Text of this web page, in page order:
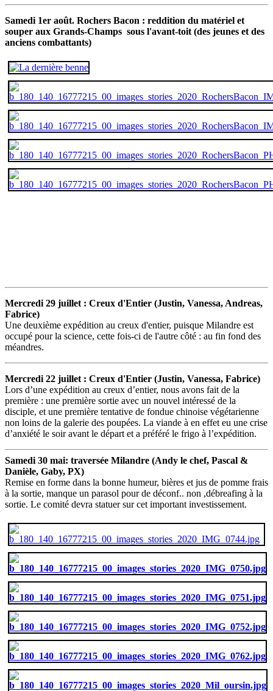
Samedi 1er août. Rochers Bacon : reddition du matériel et
souper aux Grands-Champs sous l'avant-toit (des jeunes et des
anciens combattants)
Mercredi 29 juillet : Creux d'Entier (Justin, Vanessa, Andreas,
Fabrice)
Une deuxième expédition au creux d'entier, puisque Milandre est
occupé pour la science, cette fois-ci de l'autre côté : au fin fond des
méandres.
Mercredi 22 juillet : Creux d'Entier (Justin, Vanessa, Fabrice)
Lors d’une expédition au creux d’entier, nous avons fait de la
première : une première sortie avec un nouvel intéressé de la
disciple, et une première tentative de fondue chinoise végétarienne
non loins de la galerie des poupées. La viande à en effet eu une crise
d’anxiété le soir avant le départ et a préféré le frigo à l’expédition.
Samedi 30 mai: traversée Milandre (Andy le chef, Pascal &
Danièle, Gaby, PX)
Remise en forme dans la bonne humeur, bières et jus de pomme frais
à la sortie, manque un parasol pour de déconf.. non ,débreafing à la
sortie. Le comité devra statuer sur cet important investissement.